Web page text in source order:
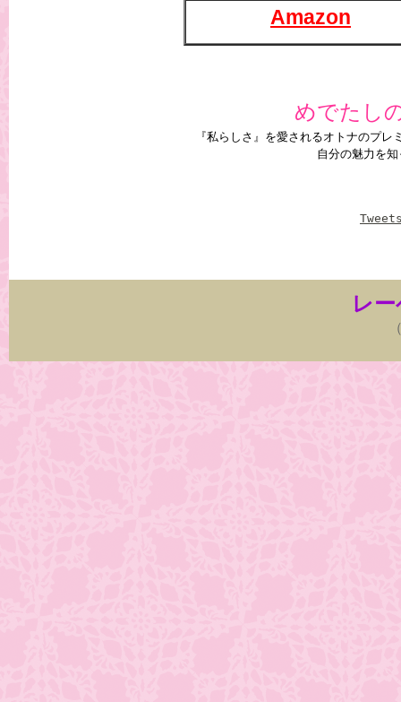
Amazon
めでたし
『私らしさ』を愛されるオトナのプレ
自分の魅力を
レ